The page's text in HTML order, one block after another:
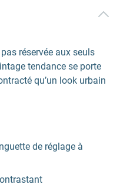
réservée aux seuls
tendance se porte
qu’un look urbain
de réglage à